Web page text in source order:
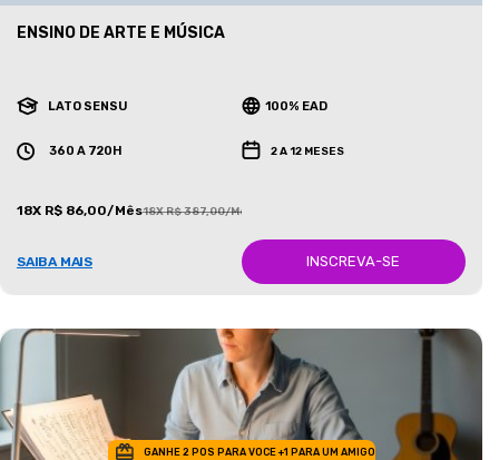
ENSINO DE ARTE E MÚSICA
LATO SENSU 100% EAD
360 A 720H 2 A 12 MESES
18X R$ 86,00/Mês18X R$ 387,00/Mês
SAIBA MAIS INSCREVA-SE
GANHE 2 POS PARA VOCE +1 PARA UM AMIGO